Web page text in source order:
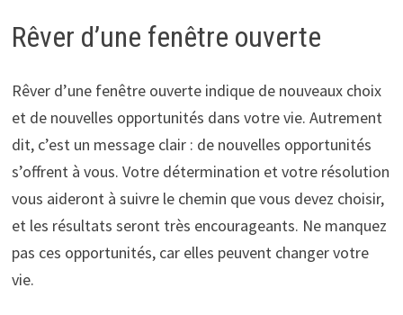
Rêver d’une fenêtre ouverte
Rêver d’une fenêtre ouverte indique de nouveaux choix
et de nouvelles opportunités dans votre vie. Autrement
dit, c’est un message clair : de nouvelles opportunités
s’offrent à vous. Votre détermination et votre résolution
vous aideront à suivre le chemin que vous devez choisir,
et les résultats seront très encourageants. Ne manquez
pas ces opportunités, car elles peuvent changer votre
vie.